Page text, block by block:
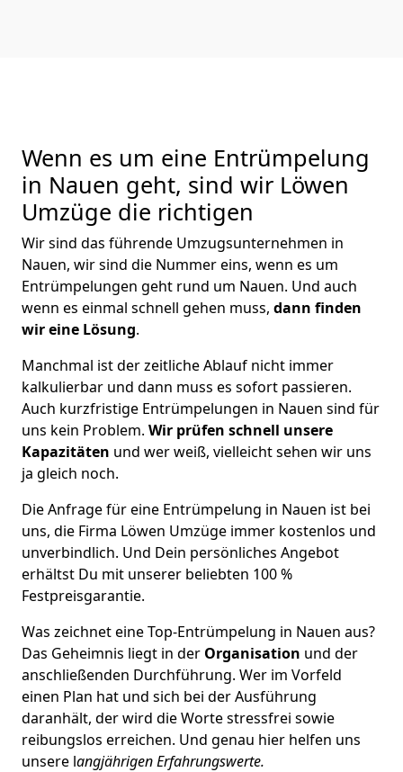
Wenn es um eine Entrümpelung
in Nauen geht, sind wir Löwen
Umzüge die richtigen
Wir sind das führende Umzugsunternehmen in
Nauen, wir sind die Nummer eins, wenn es um
Entrümpelungen geht rund um Nauen. Und auch
wenn es einmal schnell gehen muss, dann finden
wir eine Lösung.
Manchmal ist der zeitliche Ablauf nicht immer
kalkulierbar und dann muss es sofort passieren.
Auch kurzfristige Entrümpelungen in Nauen sind für
uns kein Problem. Wir prüfen schnell unsere
Kapazitäten und wer weiß, vielleicht sehen wir uns
ja gleich noch.
Die Anfrage für eine Entrümpelung in Nauen ist bei
uns, die Firma Löwen Umzüge immer kostenlos und
unverbindlich. Und Dein persönliches Angebot
erhältst Du mit unserer beliebten 100 %
Festpreisgarantie.
Was zeichnet eine Top-Entrümpelung in Nauen aus?
Das Geheimnis liegt in der Organisation und der
anschließenden Durchführung. Wer im Vorfeld
einen Plan hat und sich bei der Ausführung
daranhält, der wird die Worte stressfrei sowie
reibungslos erreichen. Und genau hier helfen uns
unsere langjährigen Erfahrungswerte.